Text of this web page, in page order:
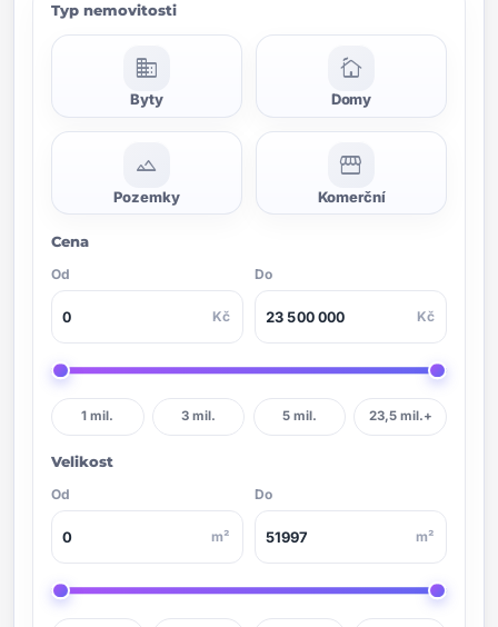
Typ nemovitosti
domain
Byty
cottage
Domy
landscape
Pozemky
storefront
Komerční
Cena
Od
Kč
Do
Kč
1 mil. 3 mil. 5 mil. 23,5 mil.+
Velikost
Od
m²
Do
m²